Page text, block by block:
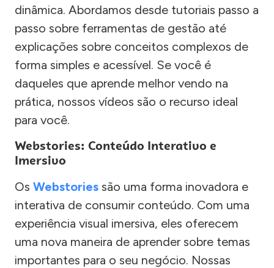
dinâmica. Abordamos desde tutoriais passo a
passo sobre ferramentas de gestão até
explicações sobre conceitos complexos de
forma simples e acessível. Se você é
daqueles que aprende melhor vendo na
prática, nossos vídeos são o recurso ideal
para você.
Webstories: Conteúdo Interativo e
Imersivo
Os Webstories são uma forma inovadora e
interativa de consumir conteúdo. Com uma
experiência visual imersiva, eles oferecem
uma nova maneira de aprender sobre temas
importantes para o seu negócio. Nossas